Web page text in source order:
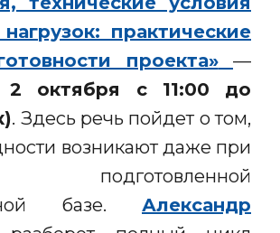
практические
проекта»
—
2 октября с 11:00 до
. Здесь речь пойдет о том,
возникают даже при
подготовленной
базе. Александр